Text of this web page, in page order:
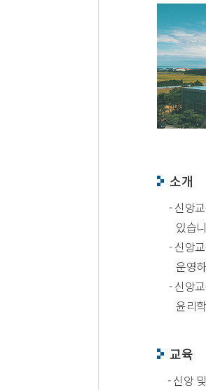
소개
- 신앙
있습
- 신앙
운영
- 신앙
윤리
교육
- 신앙